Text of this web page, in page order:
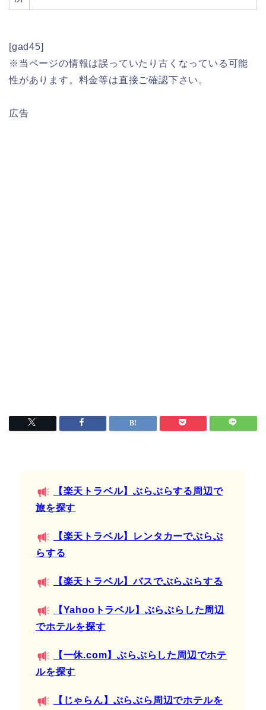
[gad45]
※当ページの情報は誤っていたり古くなっている可能
性があります。料金等は直接ご確認下さい。
広告
【楽天トラベル】ぶらぶらする周辺で
旅を探す
【楽天トラベル】レンタカーでぶらぶ
らする
【楽天トラベル】バスでぶらぶらする
【Yahooトラベル】ぶらぶらした周辺
でホテルを探す
【一休.com】ぶらぶらした周辺でホテ
ルを探す
【じゃらん】ぶらぶら周辺でホテルを